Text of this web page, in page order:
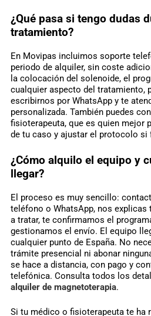
¿Qué pasa si tengo dudas
tratamiento?
En Movipas incluimos soporte
periodo de alquiler, sin coste
la colocación del solenoide, el
cualquier aspecto del tratamiento,
escribirnos por WhatsApp y te
personalizada. También puedes
fisioterapeuta, que es quien mejor
de tu caso y ajustar el protocolo si
¿Cómo alquilo el equipo y
llegar?
El proceso es muy sencillo:
teléfono o WhatsApp, nos
a tratar, te confirmamos el
gestionamos el envío. El equipo
cualquier punto de España. No
trámite presencial ni abonar
se hace a distancia, con pago y
telefónica. Consulta todos los
alquiler de magnetoterapia.
Si tu médico o fisioterapeuta te ha